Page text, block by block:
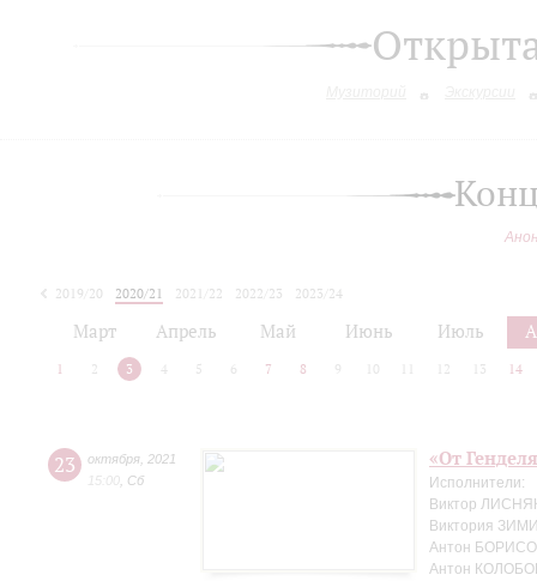
2019/20 2020/21 2021/22 2022/23
2023/24
Март Апрель Май Июнь Июль
1 2 3 4 5 6 7 8 9 10 12 13 14
23 октября 2021
15:00 Сб
«От
Исполнители:
Виктор
Виктория
Антон
Антон